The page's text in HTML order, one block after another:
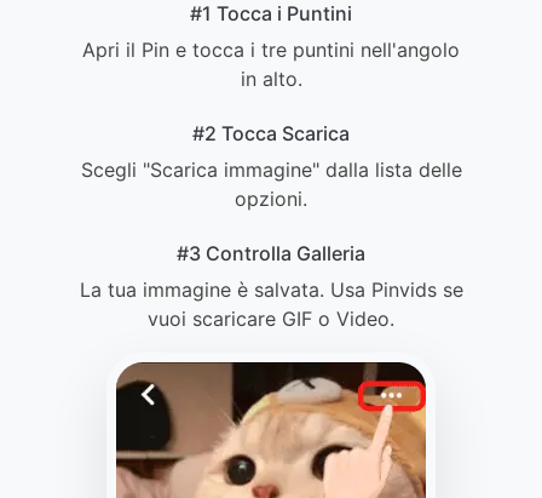
#1 Tocca i Puntini
Apri il Pin e tocca i tre puntini nell'angolo
in alto.
#2 Tocca Scarica
Scegli "Scarica immagine" dalla lista delle
opzioni.
#3 Controlla Galleria
La tua immagine è salvata. Usa Pinvids se
vuoi scaricare GIF o Video.